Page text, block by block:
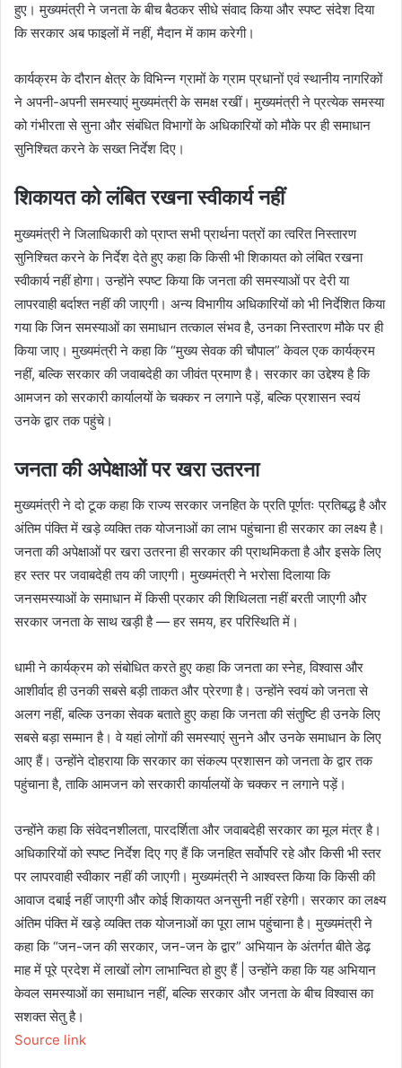
हुए। मुख्यमंत्री ने जनता के बीच बैठकर सीधे संवाद किया और स्पष्ट संदेश दिया
कि सरकार अब फाइलों में नहीं, मैदान में काम करेगी।
कार्यक्रम के दौरान क्षेत्र के विभिन्न ग्रामों के ग्राम प्रधानों एवं स्थानीय नागरिकों
ने अपनी-अपनी समस्याएं मुख्यमंत्री के समक्ष रखीं। मुख्यमंत्री ने प्रत्येक समस्या
को गंभीरता से सुना और संबंधित विभागों के अधिकारियों को मौके पर ही समाधान
सुनिश्चित करने के सख्त निर्देश दिए।
शिकायत को लंबित रखना स्वीकार्य नहीं
मुख्यमंत्री ने जिलाधिकारी को प्राप्त सभी प्रार्थना पत्रों का त्वरित निस्तारण
सुनिश्चित करने के निर्देश देते हुए कहा कि किसी भी शिकायत को लंबित रखना
स्वीकार्य नहीं होगा। उन्होंने स्पष्ट किया कि जनता की समस्याओं पर देरी या
लापरवाही बर्दाश्त नहीं की जाएगी। अन्य विभागीय अधिकारियों को भी निर्देशित किया
गया कि जिन समस्याओं का समाधान तत्काल संभव है, उनका निस्तारण मौके पर ही
किया जाए। मुख्यमंत्री ने कहा कि “मुख्य सेवक की चौपाल” केवल एक कार्यक्रम
नहीं, बल्कि सरकार की जवाबदेही का जीवंत प्रमाण है। सरकार का उद्देश्य है कि
आमजन को सरकारी कार्यालयों के चक्कर न लगाने पड़ें, बल्कि प्रशासन स्वयं
उनके द्वार तक पहुंचे।
जनता की अपेक्षाओं पर खरा उतरना
मुख्यमंत्री ने दो टूक कहा कि राज्य सरकार जनहित के प्रति पूर्णतः प्रतिबद्ध है और
अंतिम पंक्ति में खड़े व्यक्ति तक योजनाओं का लाभ पहुंचाना ही सरकार का लक्ष्य है।
जनता की अपेक्षाओं पर खरा उतरना ही सरकार की प्राथमिकता है और इसके लिए
हर स्तर पर जवाबदेही तय की जाएगी। मुख्यमंत्री ने भरोसा दिलाया कि
जनसमस्याओं के समाधान में किसी प्रकार की शिथिलता नहीं बरती जाएगी और
सरकार जनता के साथ खड़ी है — हर समय, हर परिस्थिति में।
धामी ने कार्यक्रम को संबोधित करते हुए कहा कि जनता का स्नेह, विश्वास और
आशीर्वाद ही उनकी सबसे बड़ी ताकत और प्रेरणा है। उन्होंने स्वयं को जनता से
अलग नहीं, बल्कि उनका सेवक बताते हुए कहा कि जनता की संतुष्टि ही उनके लिए
सबसे बड़ा सम्मान है। वे यहां लोगों की समस्याएं सुनने और उनके समाधान के लिए
आए हैं। उन्होंने दोहराया कि सरकार का संकल्प प्रशासन को जनता के द्वार तक
पहुंचाना है, ताकि आमजन को सरकारी कार्यालयों के चक्कर न लगाने पड़ें।
उन्होंने कहा कि संवेदनशीलता, पारदर्शिता और जवाबदेही सरकार का मूल मंत्र है।
अधिकारियों को स्पष्ट निर्देश दिए गए हैं कि जनहित सर्वोपरि रहे और किसी भी स्तर
पर लापरवाही स्वीकार नहीं की जाएगी। मुख्यमंत्री ने आश्वस्त किया कि किसी की
आवाज दबाई नहीं जाएगी और कोई शिकायत अनसुनी नहीं रहेगी। सरकार का लक्ष्य
अंतिम पंक्ति में खड़े व्यक्ति तक योजनाओं का पूरा लाभ पहुंचाना है। मुख्यमंत्री ने
कहा कि “जन-जन की सरकार, जन-जन के द्वार” अभियान के अंतर्गत बीते डेढ़
माह में पूरे प्रदेश में लाखों लोग लाभान्वित हो हुए हैं | उन्होंने कहा कि यह अभियान
केवल समस्याओं का समाधान नहीं, बल्कि सरकार और जनता के बीच विश्वास का
सशक्त सेतु है।
Source link